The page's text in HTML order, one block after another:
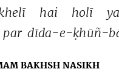
hai holī
par dīda-e-ḳhūñ-
BAKHSH NASIKH